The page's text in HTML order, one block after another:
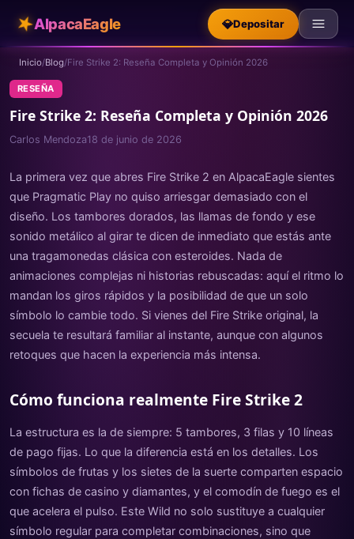
★AlpacaEagle 💎Depositar
Inicio/Blog/Fire Strike 2: Reseña Completa y Opinión 2026
RESEÑA
Fire Strike 2: Reseña Completa y Opinión 2026
Carlos Mendoza18 de junio de 2026
La primera vez que abres Fire Strike 2 en AlpacaEagle sientes
que Pragmatic Play no quiso arriesgar demasiado con el
diseño. Los tambores dorados, las llamas de fondo y ese
sonido metálico al girar te dicen de inmediato que estás ante
una tragamonedas clásica con esteroides. Nada de
animaciones complejas ni historias rebuscadas: aquí el ritmo lo
mandan los giros rápidos y la posibilidad de que un solo
símbolo lo cambie todo. Si vienes del Fire Strike original, la
secuela te resultará familiar al instante, aunque con algunos
retoques que hacen la experiencia más intensa.
Cómo funciona realmente Fire Strike 2
La estructura es la de siempre: 5 tambores, 3 filas y 10 líneas
de pago fijas. Lo que la diferencia está en los detalles. Los
símbolos de frutas y los sietes de la suerte comparten espacio
con fichas de casino y diamantes, y el comodín de fuego es el
que acelera el pulso. Este Wild no solo sustituye a cualquier
símbolo regular para completar combinaciones, sino que